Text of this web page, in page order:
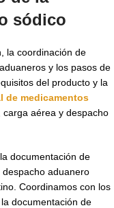
sódico
la coordinación de
y los pasos de
del producto y la
de medicamentos
aérea y despacho
documentación de
aduanero
Coordinamos con los
documentación de